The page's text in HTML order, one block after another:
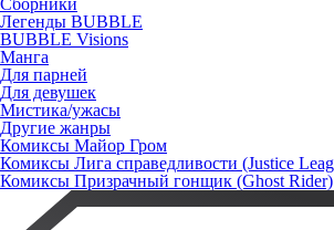
Легенды BUBBLE
BUBBLE Visions
Манга
Для парней
Для девушек
Мистика/ужасы
Другие жанры
Комиксы Майор Гром
Комиксы Лига справедливости (Justice
Комиксы Призрачный гонщик (Ghost Rider)